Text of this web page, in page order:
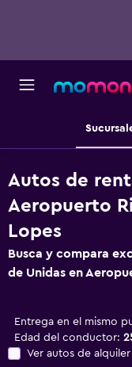
Autos de
Aeropuerto
Lopes
Busca y compara
de Unidas en
Entrega en el mismo
Edad del conductor:
Ver autos de